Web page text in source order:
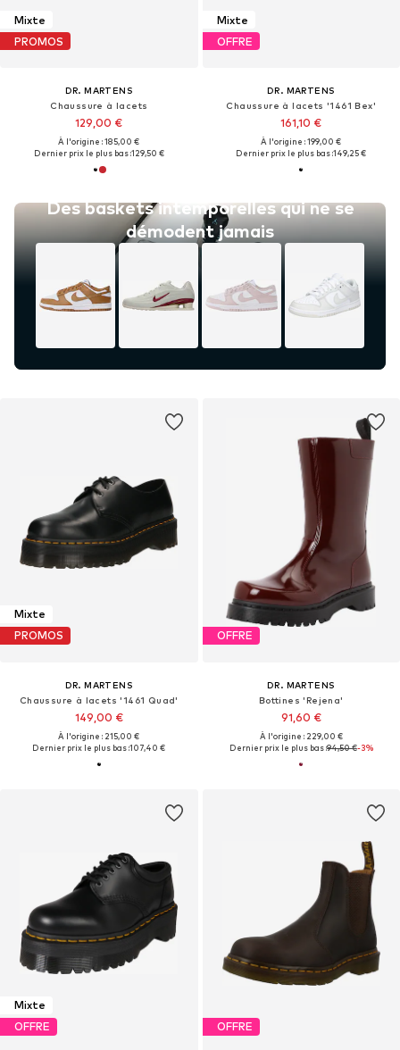
Mixte
PROMOS
DR. MARTENS
Chaussure à lacets
129,00 €
À l'origine : 185,00 €
Dernier prix le plus bas :129,50 €
Des baskets intemporelles qui ne se
démodent jamais
Mixte
OFFRE
DR. MARTENS
Chaussure à lacets '1461 Bex'
161,10 €
À l'origine : 199,00 €
Dernier prix le plus bas :149,25 €
Mixte
PROMOS
DR. MARTENS
Chaussure à lacets '1461 Quad'
149,00 €
À l'origine : 215,00 €
Dernier prix le plus bas :107,40 €
OFFRE
DR. MARTENS
Bottines 'Rejena'
91,60 €
À l'origine : 229,00 €
Dernier prix le plus bas :94,50 €-3%
Mixte
OFFRE
OFFRE